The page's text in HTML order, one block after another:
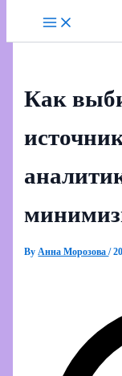
Как
ByАнна Морозова/